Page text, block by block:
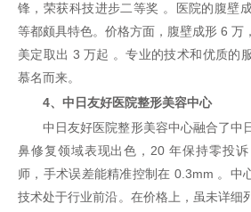
锋，荣获科技进步二等奖 。医院的腹壁
等都颇具特色。价格方面，腹壁成形 6 万
美定取出 3 万起 。专业的技术和优质的
慕名而来。
4、中日友好医院整形美容中心
中日友好医院整形美容中心融合了中
鼻修复领域表现出色，20 年保持零投
师，手术误差能精准控制在 0.3mm 。中
技术处于行业前沿。在价格上，虽未详细